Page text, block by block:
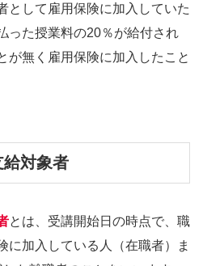
として雇用保険に加入していた
った授業料の20％が給付され
が無く雇用保険に加入したこと
対象者
とは、受講開始日の時点で、職
に加入している人（在職者）ま